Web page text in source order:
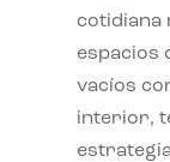
cotidiana
espacios
vacíos
interior,